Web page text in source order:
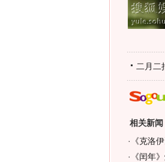
二月二
相关新闻
· 《克洛
· 《闰年